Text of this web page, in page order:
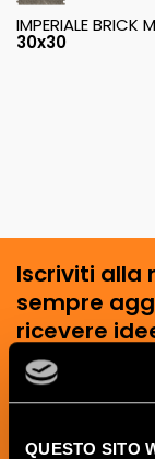
QUESTO SITO
IMPERIALE BRICK
30x30
Iscriviti alla
sempre
ricevere
del mondo
design.